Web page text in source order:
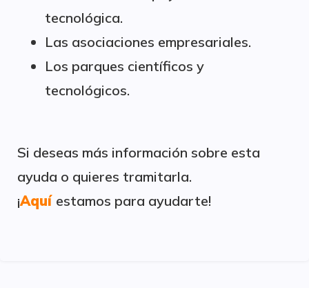
tecnológica.
Las asociaciones empresariales.
Los parques científicos y
tecnológicos.
Si deseas más información sobre esta
ayuda o quieres tramitarla.
¡Aquí estamos para ayudarte!